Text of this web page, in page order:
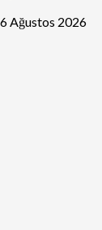
6 Ağustos 2026